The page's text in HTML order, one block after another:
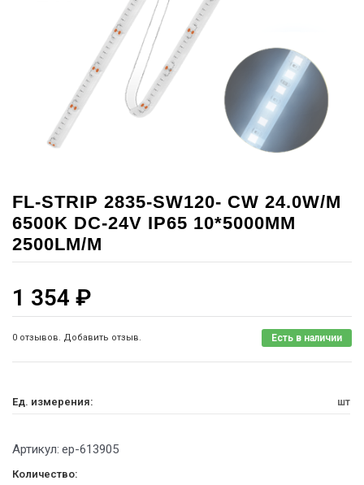
FL-STRIP 2835-SW120- CW 24.0W/M
6500K DC-24V IP65 10*5000MM
2500LM/M
1 354 ₽
0 отзывов. Добавить отзыв. Есть в наличии
Ед. измерения: шт
Артикул: ep-613905
Количество: